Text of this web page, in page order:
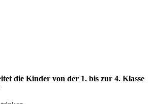
die Kinder von der 1. bis zur 4. Klasse